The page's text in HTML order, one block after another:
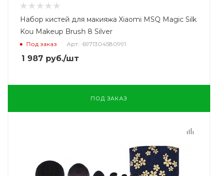
Набор кистей для макияжа Xiaomi MSQ Magic Silk
Kou Makeup Brush 8 Silver
Под заказ Арт.: 6971304580991
1 987 руб./шт
ПОД ЗАКАЗ